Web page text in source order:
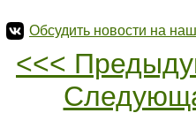
Обсудить новости на
<<<